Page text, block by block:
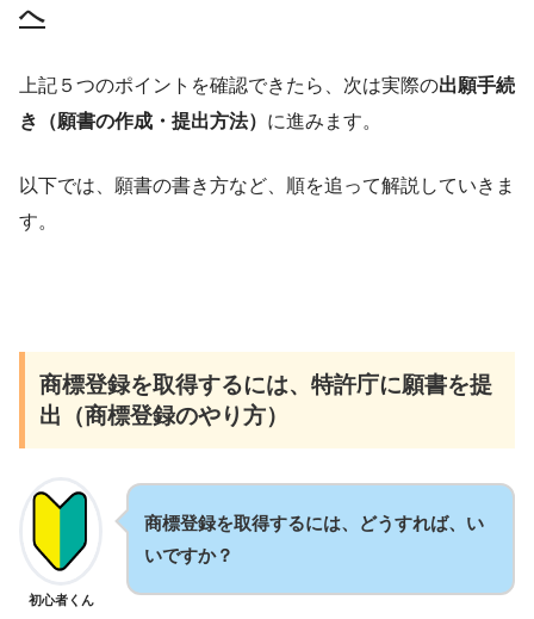
へ
上記５つのポイントを確認できたら、次は実際の出願手続
き（願書の作成・提出方法） に進みます。
以下では、願書の書き方など、順を追って解説していきま
す。
商標登録を取得するには、特許庁に願書を提
出（商標登録のやり方）
初心者くん
商標登録を取得するには、どうすれば、い
いですか？